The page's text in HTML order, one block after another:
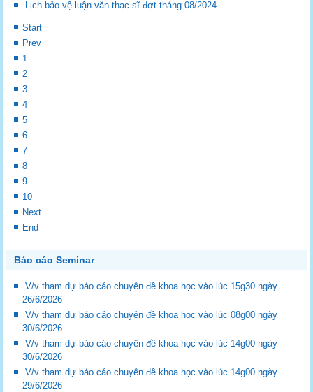
Lịch bảo vệ luận văn thạc sĩ đợt tháng 08/2024
Start
Prev
1
2
3
4
5
6
7
8
9
10
Next
End
Báo cáo Seminar
V/v tham dự báo cáo chuyên đề khoa học vào lúc 15g30 ngày
26/6/2026
V/v tham dự báo cáo chuyên đề khoa học vào lúc 08g00 ngày
30/6/2026
V/v tham dự báo cáo chuyên đề khoa học vào lúc 14g00 ngày
30/6/2026
V/v tham dự báo cáo chuyên đề khoa học vào lúc 14g00 ngày
29/6/2026